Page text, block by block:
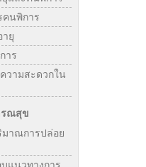
คนพิการ
ายุ
าร
วามสะดวกใน
รณสุข
มาณการปล่อย